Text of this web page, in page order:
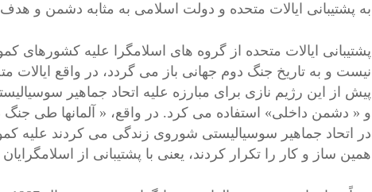
به پشتیبانی ایالات متحده و دولت اسلامی به مثابه دشمن و
پشتیبانی ایالات متحده از گروه های اسلامگرا علیه
نیست و به تاریخ جنگ دوم جهانی باز می گردد، در واقع
پیش از این رژیم نازی برای مبارزه علیه اتحاد جماهیر
و « دشمن داخلی» استفاده می کرد. در واقع، « آلمانها طی جنگ
در اتحاد جماهیر سوسیالیستی شوروی زندگی می کردند علیه
همین ساز و کار را تکرار کردند، یعنی با پشتیبانی از اسلامگرایان